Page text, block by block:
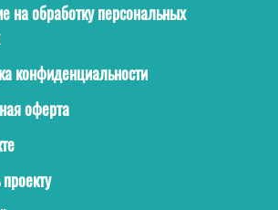
на обработку персональных
конфиденциальности
оферта